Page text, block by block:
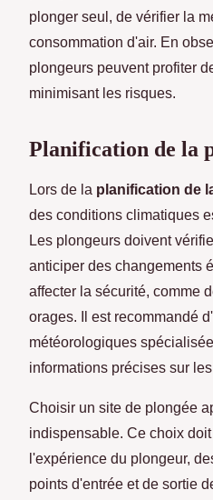
plonger seul, de vérifier la
consommation d'air. En
plongeurs peuvent profiter
minimisant les risques.
Planification de la
Lors de la planification de
des conditions climatiques
Les plongeurs doivent
anticiper des changements
affecter la sécurité, comme
orages. Il est recommandé
météorologiques
informations précises sur
Choisir un site de plongée
indispensable. Ce choix
l'expérience du plongeur,
points d'entrée et de sortie